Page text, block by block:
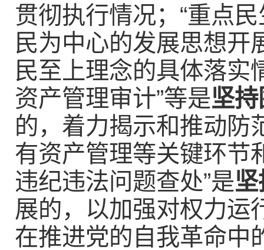
贯彻执行情况；“重点
民为中心的发展思想开
民至上理念的具体落实
资产管理审计”等是坚
的，着力揭示和推动防
有资产管理等关键环节
违纪违法问题查处”是
展的，以加强对权力运
在推进党的自我革命中